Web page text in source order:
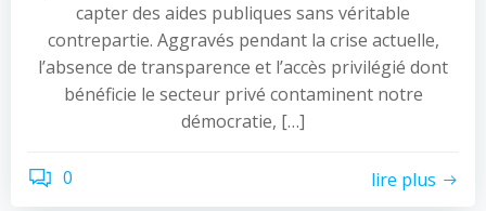
capter des aides publiques sans véritable
contrepartie. Aggravés pendant la crise actuelle,
l’absence de transparence et l’accès privilégié dont
bénéficie le secteur privé contaminent notre
démocratie, […]
0 lire plus